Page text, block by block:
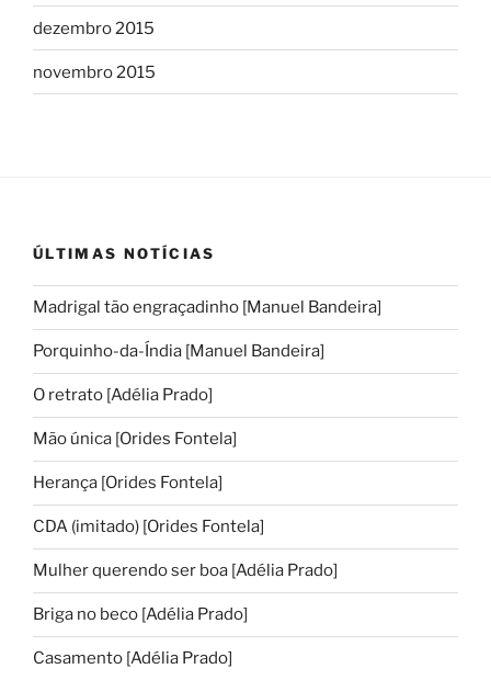
dezembro 2015
novembro 2015
ÚLTIMAS NOTÍCIAS
Madrigal tão engraçadinho [Manuel Bandeira]
Porquinho-da-Índia [Manuel Bandeira]
O retrato [Adélia Prado]
Mão única [Orides Fontela]
Herança [Orides Fontela]
CDA (imitado) [Orides Fontela]
Mulher querendo ser boa [Adélia Prado]
Briga no beco [Adélia Prado]
Casamento [Adélia Prado]